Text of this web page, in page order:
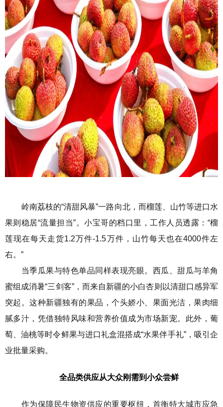
岭南荔枝的“清甜风暴”一路向北，而榴莲、山竹等进口水
果则稳居“流量担当”。小宝哥的档口里，工作人员透露：“榴
莲现在每天走货1.2万件-1.5万件，山竹每天也在4000件左
右。”
当季瓜果与特色单品同样表现亮眼。西瓜、甜瓜与羊角
蜜组成消暑“三剑客”，而来自新疆的小白杏则以清甜口感异军
突起。这种新疆独有的果品，个头娇小、果面光洁，果肉细
腻多汁，凭借独特风味和营养价值成为市场新宠。此外，葡
萄、油桃等时令鲜果与进口礼盒混搭成“水果伴手礼”，吸引企
业批量采购。
全品类供应从大众刚需到小众尝鲜
作为保障民生物资供应的重要枢纽，首衡特大城市应急